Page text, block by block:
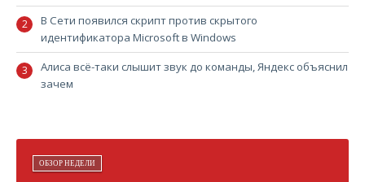
В Сети появился скрипт против скрытого
идентификатора Microsoft в Windows
Алиса всё-таки слышит звук до команды, Яндекс объяснил
зачем
ОБЗОР НЕДЕЛИ